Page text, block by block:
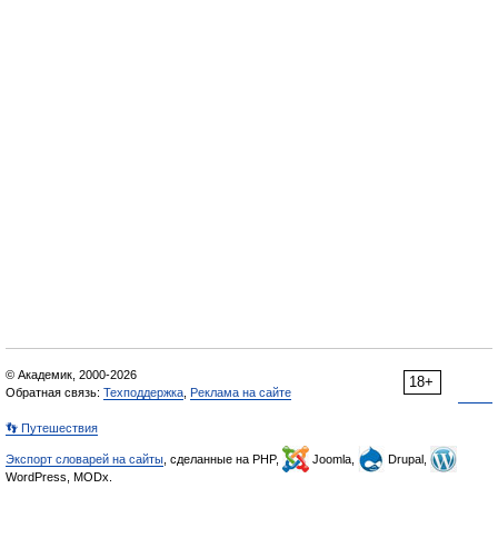
18+
© Академик, 2000-2026
Обратная связь: Техподдержка Реклама на сайте
👣 Путешествия
Экспорт словарей на сайты , сделанные на PHP, Joomla,
Drupal,
WordPress, MODx.